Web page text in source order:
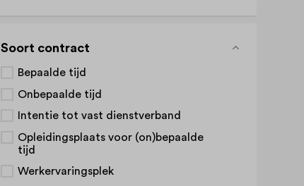
Soort contract
Bepaalde tijd
Onbepaalde tijd
Intentie tot vast dienstverband
Opleidingsplaats voor (on)bepaalde
tijd
Werkervaringsplek